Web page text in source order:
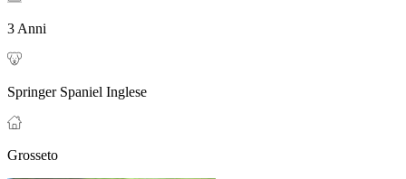
3 Anni
Springer Spaniel Inglese
Grosseto